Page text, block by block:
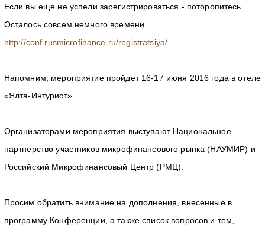
Если вы еще не успели зарегистрироваться - поторопитесь.
Осталось совсем немного времени
http://conf.rusmicrofinance.ru/registratsiya/
Напомним, мероприятие пройдет 16-17 июня 2016 года в отеле
«Ялта-Интурист».
Организаторами мероприятия выступают Национальное
партнерство участников микрофинансового рынка (НАУМИР) и
Российский Микрофинансовый Центр (РМЦ).
Просим обратить внимание на дополнения, внесенные в
программу Конференции, а также список вопросов и тем,